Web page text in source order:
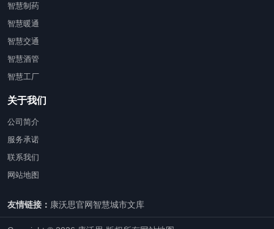
智慧制药
智慧暖通
智慧交通
智慧酒管
智慧工厂
关于我们
公司简介
服务承诺
联系我们
网站地图
友情链接： 康沃思官网智慧城市文库